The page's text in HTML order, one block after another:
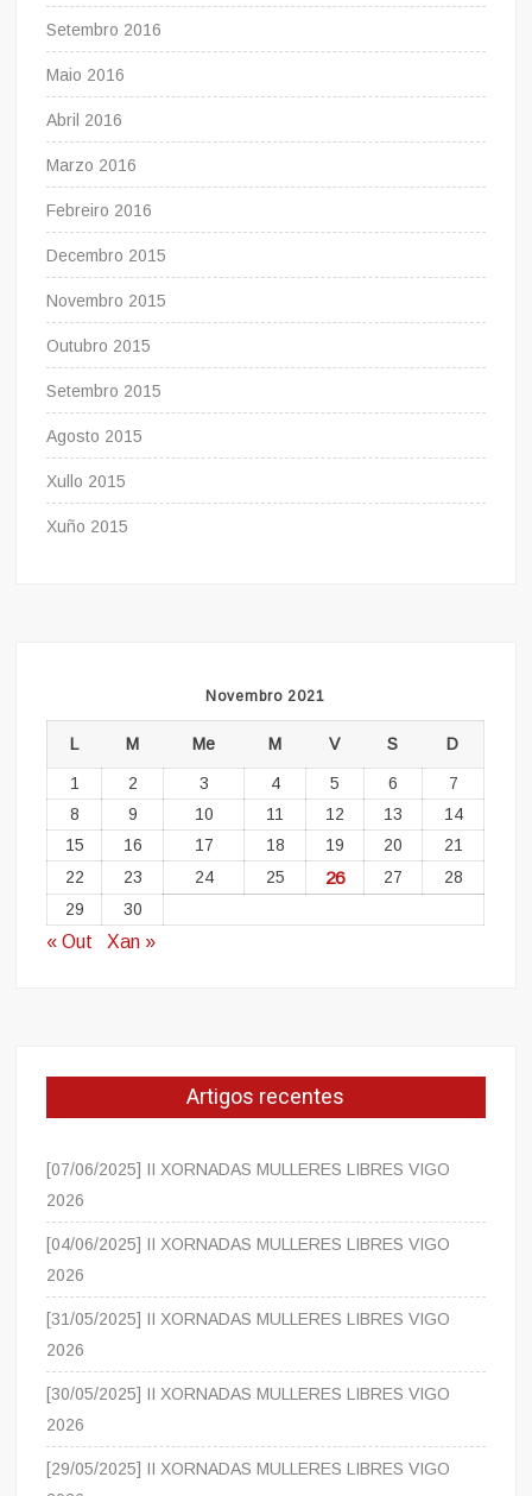
Setembro 2016
Maio 2016
Abril 2016
Marzo 2016
Febreiro 2016
Decembro 2015
Novembro 2015
Outubro 2015
Setembro 2015
Agosto 2015
Xullo 2015
Xuño 2015
Novembro 2021
L M Me M V S D
1 2 3 4 5 6
7
8
9 10 11 12 13
14
15
16 17 18 19 20
21
22
23 24 25 26 27
28
29
30
« Out Xan »
Artigos recentes
[07/06/2025] II XORNADAS MULLERES LIBRES VIGO
2026
[04/06/2025] II XORNADAS MULLERES LIBRES VIGO
2026
[31/05/2025] II XORNADAS MULLERES LIBRES VIGO
2026
[30/05/2025] II XORNADAS MULLERES LIBRES VIGO
2026
[29/05/2025] II XORNADAS MULLERES LIBRES VIGO